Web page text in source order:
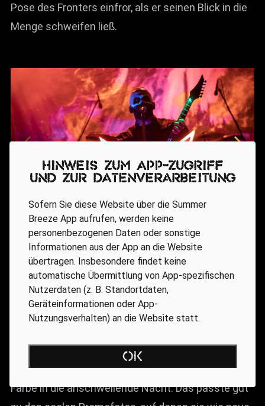
Pose des Fronters einfror, als er seinen Blick in die
Menge schweifen ließ.
VORGA (22:40 Uhr, WTS)
Noch mehr Kapuzen? Schon wieder Masken? Ja,
her damit! VORGA ergänzen noch ein anderes
mit Mitgliedern aus Großbritannien, Bulgarien und
Deutschland trotz angeschwärzter Musik viel
Farbe in die anschwellende Nacht. Das passte gut
Hinweis zum App-Zugriff
und zur Datenverarbeitung
Sofern Sie diese Website über die Summer
Breeze App aufrufen, werden keine
personenbezogenen Daten oder sonstige
Informationen aus der App an die Website
übertragen. Insbesondere findet keine
automatische Übermittlung von App-spezifischen
Nutzerdaten (z. B. Standortdaten,
Geräteinformationen oder App-
Nutzungsverhalten) an die Website statt.
OK